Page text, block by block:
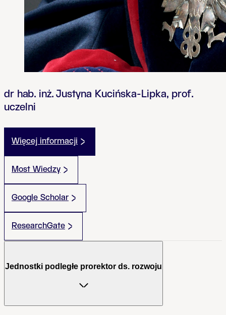
dr hab. inż. Justyna Kucińska-Lipka, prof.
uczelni
Więcej informacji
Most Wiedzy
Google Scholar
ResearchGate
Jednostki podległe prorektor ds. rozwoju